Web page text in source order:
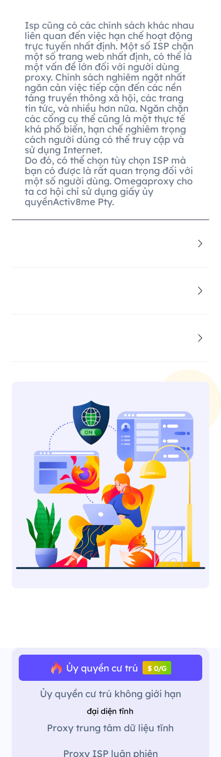
Isp cũng có các chính sách khác nhau
liên quan đến việc hạn chế hoạt động
trực tuyến nhất định. Một số ISP chặn
một số trang web nhất định, có thể là
một vấn đề lớn đối với người dùng
proxy. Chính sách nghiêm ngặt nhất
ngăn cản việc tiếp cận đến các nền
tảng truyền thông xã hội, các trang
tin tức, và nhiều hơn nữa. Ngăn chặn
các cổng cụ thể cũng là một thực tế
khá phổ biến, hạn chế nghiêm trọng
cách người dùng có thể truy cập và
sử dụng Internet.
Do đó, có thể chọn tùy chọn ISP mà
bạn có được là rất quan trọng đối với
một số người dùng. Omegaproxy cho
ta cơ hội chỉ sử dụng giấy ủy
quyềnActiv8me Pty.
Ủy quyền cư trú $ 0/G
Ủy quyền cư trú không giới hạn
đại diện tĩnh
Proxy trung tâm dữ liệu tĩnh
Proxy ISP luân phiên